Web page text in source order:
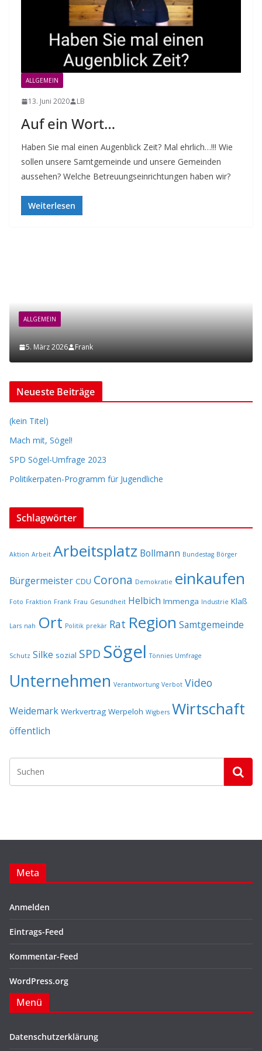
ALLGEMEIN
13. Juni 2020 LB
Auf ein Wort…
Haben Sie mal einen Augenblick Zeit? Mal ehrlich…!!! Wie
sollen unsere Samtgemeinde und unsere Gemeinden
aussehen? Welche Betreuungseinrichtungen haben wir?
Weiterlesen
ALLGEMEIN
5. März 2026 Frank
Neueste Beiträge
(kein Titel)
Mach mit, Sögel!
SPD Sögel-Umfrage 2023
Politikerpaten-Programm für Jugendliche
Schlagwörter
Aktion Arbeit Arbeitsplatz Bollmann Bundestag Börger
Bürgermeister CDU Corona Demokratie einkaufen
Foto Fraktion Frank Frau Gesundheit Helbich Immenga Industrie Klaß
Lars nah Ort Politik prekär Rat Region Samtgemeinde
Schutz Silke sozial SPD Sögel Tönnies Umfrage
Unternehmen Verantwortung Verbot Video
Weidemark Werkvertrag Werpeloh Wigbers Wirtschaft
öffentlich
Meta
Anmelden
Eintrags-Feed
Kommentar-Feed
WordPress.org
Menü
Datenschutzerklärung